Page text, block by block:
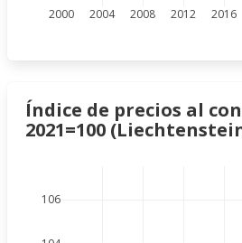
2000 2004 2008 2012 2016
Índice de precios al
2021=100
106